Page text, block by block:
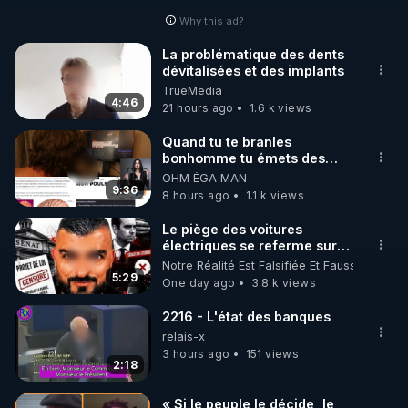
🌱 INSTAGRAM
https://www.instagram.com/rdlr_thierrycasasnovas/
http://rgnr.li/instagram
🌱 LA NEWSLETTER
Pour ne pas rater l’actualité RGNR (stages,
http://rgnr.li/news
🌱 VIDÉOS NON CENSURÉES SUR ODYSEE
Toutes les vidéos Youtube sont aussi sur la
http://rgnr.li/odysee
🌱 LES STAGES EN PRÉSENTIEL
Why this ad?
4:46
La problématique des dents
dévitalisées et des implants
TrueMedia
21 hours ago
1.6 k views
9:36
Quand tu te branles
bonhomme tu émets des
ondes ils ont juste omis de
t'expliquer
OHM ÉGA MAN
8 hours ago
1.1 k views
5:29
Le piège des voitures
électriques se referme sur
les usagers !
Notre Réalité Est Falsifiée Et Fausse
One day ago
3.8 k views
2:18
2216 - L'état des banques
relais-x
3 hours ago
151 views
« Si le peuple le décide, le